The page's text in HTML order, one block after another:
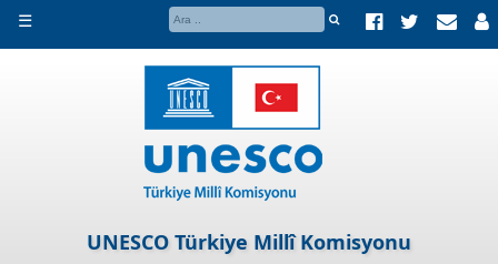
☰
UNESCO Türkiye Millî Komisyonu